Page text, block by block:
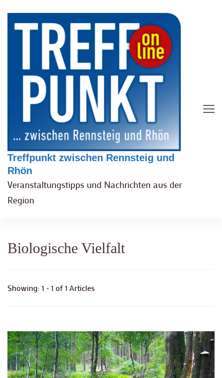
Treffpunkt zwischen Rennsteig und
Rhön
Veranstaltungstipps und Nachrichten aus der
Region
Biologische Vielfalt
Showing: 1 - 1 of 1 Articles